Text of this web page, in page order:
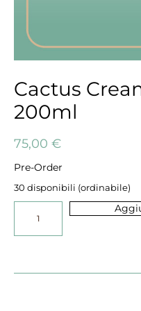
Cactus
200ml
75,00 €
Pre-Order
30 disponibili (ordinabile)